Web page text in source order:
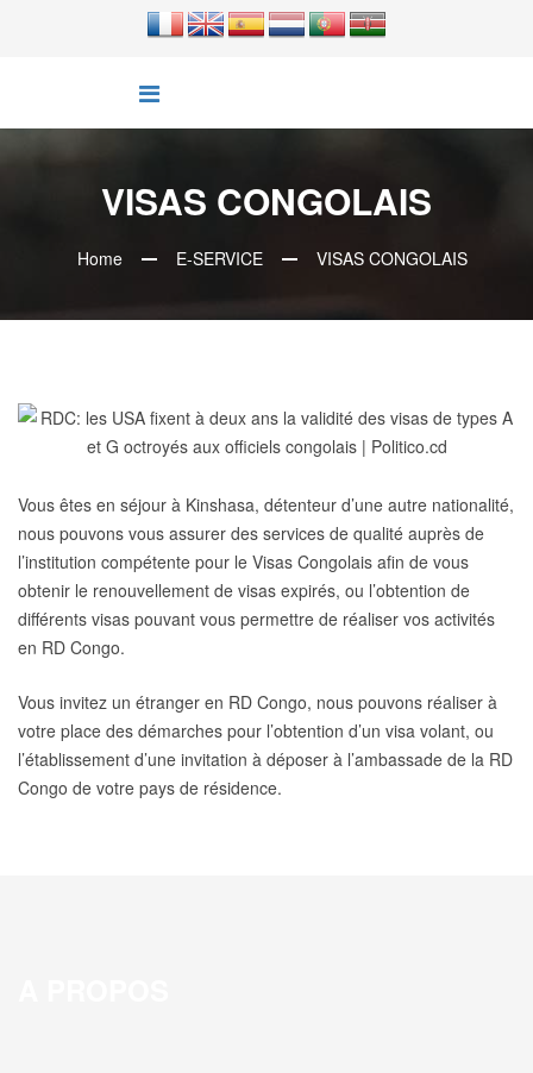
VISAS CONGOLAIS
Home E-SERVICE VISAS CONGOLAIS
Vous êtes en séjour à Kinshasa, détenteur d’une autre nationalité,
nous pouvons vous assurer des services de qualité auprès de
l’institution compétente pour le Visas Congolais afin de vous
obtenir le renouvellement de visas expirés, ou l’obtention de
différents visas pouvant vous permettre de réaliser vos activités
en RD Congo.
Vous invitez un étranger en RD Congo, nous pouvons réaliser à
votre place des démarches pour l’obtention d’un visa volant, ou
l’établissement d’une invitation à déposer à l’ambassade de la RD
Congo de votre pays de résidence.